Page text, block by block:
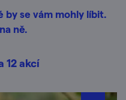
by se vám mohly líbit.
ně.
12akcí